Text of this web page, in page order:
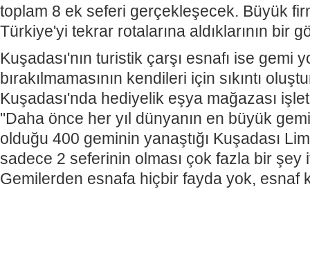
toplam 8 ek seferi gerçekleşecek. Büyük
Türkiye'yi tekrar rotalarına aldıklarının bir
Kuşadası'nın turistik çarşı esnafı ise gemi
bırakılmamasının kendileri için sıkıntı
Kuşadası'nda hediyelik eşya mağazası
"Daha önce her yıl dünyanın en büyük
olduğu 400 geminin yanaştığı Kuşadası
sadece 2 seferinin olması çok fazla bir şey
Gemilerden esnafa hiçbir fayda yok, esnaf